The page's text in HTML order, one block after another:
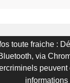
toute fraiche :
via
peuvent
informations